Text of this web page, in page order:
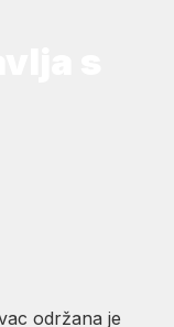
održana je